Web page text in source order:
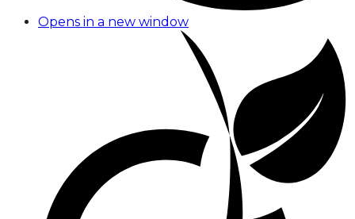
Opens in a new window